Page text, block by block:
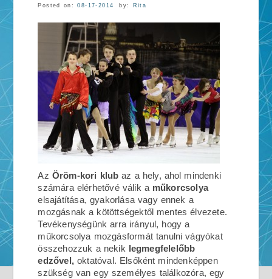
Posted on:08-17-2014 by: Rita
Az Öröm-kori klub az a hely, ahol mindenki
számára elérhetővé válik a műkorcsolya
elsajátítása, gyakorlása vagy ennek a
mozgásnak a kötöttségektől mentes élvezete.
Tevékenységünk arra irányul, hogy a
műkorcsolya mozgásformát tanulni vágyókat
összehozzuk a nekik legmegfelelőbb
edzővel, oktatóval. Elsőként mindenképpen
szükség van egy személyes találkozóra, egy